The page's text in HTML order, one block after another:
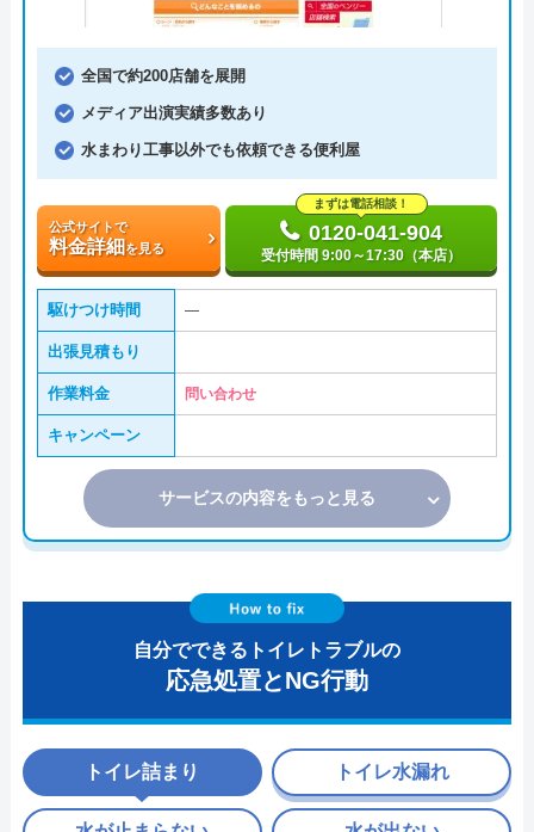
全国で約200店舗を展開
メディア出演実績多数あり
水まわり工事以外でも依頼できる便利屋
公式サイトで
料金詳細を見る
まずは電話相談！
0120-041-904
受付時間 9:00～17:30（本店）
駆けつけ時間 ―
出張見積もり
作業料金 問い合わせ
キャンペーン
サービスの内容をもっと見る
自分でできるトイレトラブルの
応急処置とNG行動
トイレ詰まり トイレ水漏れ